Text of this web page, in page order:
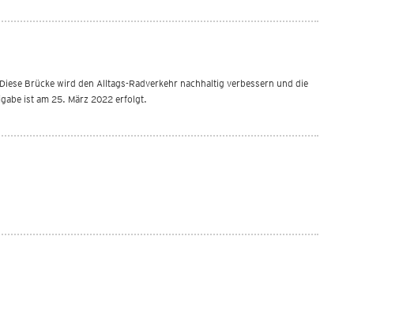
Brücke wird den Alltags-Radverkehr nachhaltig verbessern und die
ist am 25. März 2022 erfolgt.